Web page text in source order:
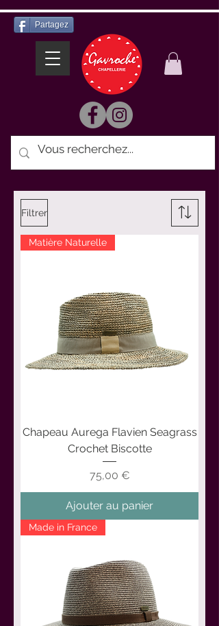
Partagez
Filtrer
Matière Naturelle
Chapeau Aurega Flavien Seagrass
Crochet Biscotte
Prix
75,00 €
Ajouter au panier
Made in France